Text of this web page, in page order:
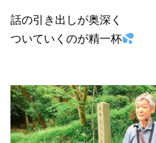
話の引き出しが奥深く
ついていくのが精一杯